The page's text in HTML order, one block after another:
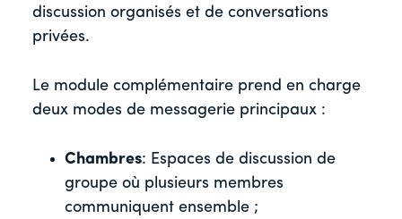
discussion organisés et de conversations
privées.
Le module complémentaire prend en charge
deux modes de messagerie principaux :
Chambres: Espaces de discussion de
groupe où plusieurs membres
communiquent ensemble ;